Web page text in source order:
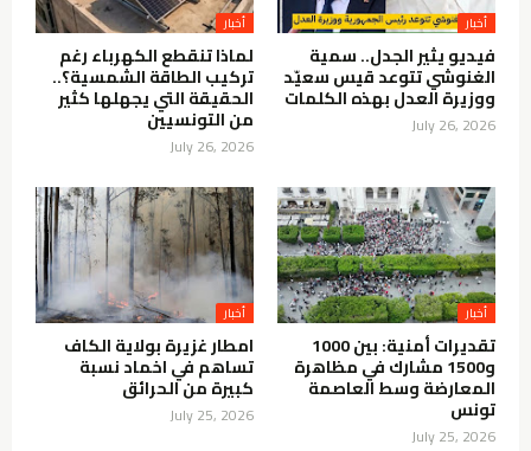
أخبار
فيديو يثير الجدل.. سمية
الغنوشي تتوعد قيس سعيّد
ووزيرة العدل بهذه الكلمات
July 26, 2026
أخبار
لماذا تنقطع الكهرباء رغم
تركيب الطاقة الشمسية؟..
الحقيقة التي يجهلها كثير
من التونسيين
July 26, 2026
أخبار
تقديرات أمنية: بين 1000
و1500 مشارك في مظاهرة
المعارضة وسط العاصمة
تونس
July 25, 2026
أخبار
امطار غزيرة بولاية الكاف
تساهم في اخماد نسبة
كبيرة من الحرائق
July 25, 2026